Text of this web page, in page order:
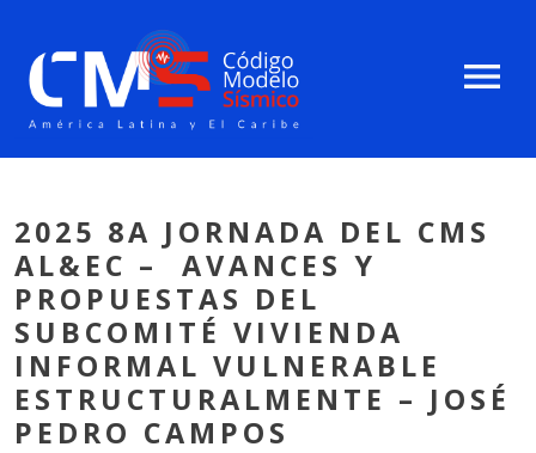
menu
2025 8A JORNADA DEL CMS
AL&EC – AVANCES Y
PROPUESTAS DEL
SUBCOMITÉ VIVIENDA
INFORMAL VULNERABLE
ESTRUCTURALMENTE – JOSÉ
PEDRO CAMPOS